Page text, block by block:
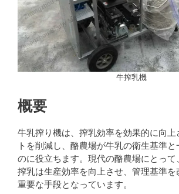
牛搾乳機
概要
牛乳搾り機は、搾乳効率を効果的に向上
トを削減し、酪農場が牛乳の衛生基準
のに役立ちます。現代の酪農場にとって
搾乳は生産効率を向上させ、管理基準
重要な手段となっています。